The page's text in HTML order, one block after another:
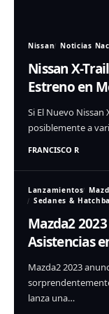
Nissan Noticias
Nissan X-
Estreno en
Si El Nuevo Nissan
posiblemente a
FRANCISCO R
Lanzamientos
Sedanes &
Mazda2
Asistencias
Mazda2 2023
lanza una…